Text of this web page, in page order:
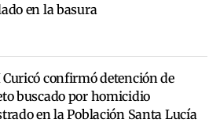
en la basura
Curicó confirmó detención de
buscado por homicidio
en la Población Santa Lucía